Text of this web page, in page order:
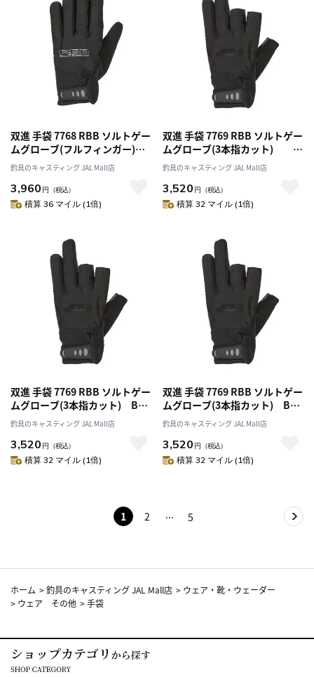
双進 手袋 7768 RBB ソルトゲー
ムグローブ(フルフィンガー)
BLK×ライトグレー LLサイズ
釣具のキャスティング JAL Mall店
3,960 円 （税込）
積算 36 マイル (1倍)
双進 手袋 7769 RBB ソルトゲー
ムグローブ(3本指カット)
BLK／ブラック Mサイズ
釣具のキャスティング JAL Mall店
3,520 円 （税込）
積算 32 マイル (1倍)
双進 手袋 7769 RBB ソルトゲー
ムグローブ(3本指カット) BLK
／ブラック Lサイズ
釣具のキャスティング JAL Mall店
3,520 円 （税込）
積算 32 マイル (1倍)
双進 手袋 7769 RBB ソルトゲー
ムグローブ(3本指カット) BLK
／ブラック LLサイズ
釣具のキャスティング JAL Mall店
3,520 円 （税込）
積算 32 マイル (1倍)
1 2 5
ホーム >釣具のキャスティング JAL Mall店 > ウェア・靴・ウェーダー
> ウェア その他 >手袋